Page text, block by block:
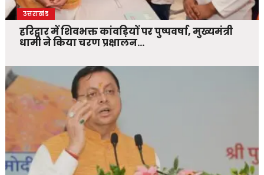
उत्तराखंड
हरिद्वार में शिवभक्त कांवड़ियों पर पुष्पवर्षा, मुख्यमंत्री
धामी ने किया चरण प्रक्षालन…